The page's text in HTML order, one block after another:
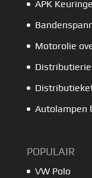
APK
Motorolie
Autolampen
POPULAIR
VW Polo